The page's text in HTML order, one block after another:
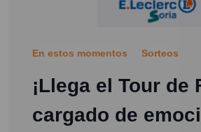
En estos momentos Sorteos
¡Llega el Tour de
cargado de